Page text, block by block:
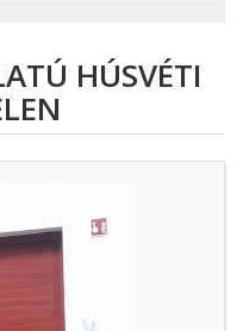
HÚSVÉTI